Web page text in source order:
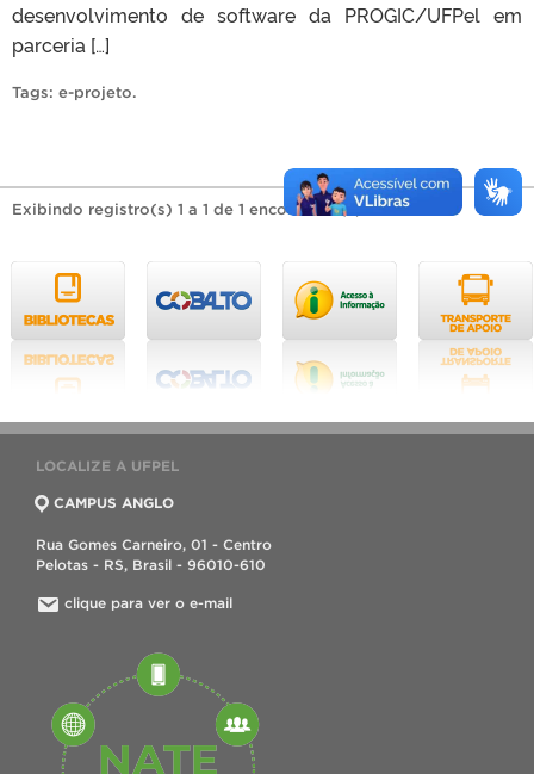
desenvolvimento de software da PROGIC/UFPel em
parceria […]
Tags: e-projeto.
Exibindo registro(s) 1 a 1 de 1 encontrado(s).
LOCALIZE A UFPEL
CAMPUS ANGLO
Rua Gomes Carneiro, 01 - Centro
Pelotas - RS, Brasil - 96010-610
clique para ver o e-mail